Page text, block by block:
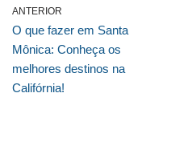
ANTERIOR
O que fazer em Santa
Mônica: Conheça os
melhores destinos na
Califórnia!